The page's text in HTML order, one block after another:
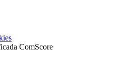
ComScore